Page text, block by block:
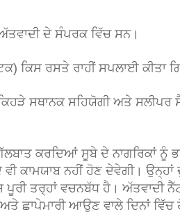
ਦੇ ਸੰਪਰਕ ਵਿੱਚ ਸਨ।
ਕਿਸ ਰਸਤੇ ਰਾਹੀਂ ਸਪਲਾਈ ਕੀਤਾ
ਸਥਾਨਕ ਸਹਿਯੋਗੀ ਅਤੇ
ਕਰਦਿਆਂ ਸੂਬੇ ਦੇ ਨਾਗਰਿਕਾਂ ਨੂੰ
ਵੀ ਕਾਮਯਾਬ ਨਹੀਂ ਹੋਣ ਦੇਵੇਗੀ।
ਤਰ੍ਹਾਂ ਵਚਨਬੱਧ ਹੈ। ਅੱਤਵਾਦੀ
ਛਾਪੇਮਾਰੀ ਆਉਣ ਵਾਲੇ ਦਿਨਾਂ ਵਿੱਚ